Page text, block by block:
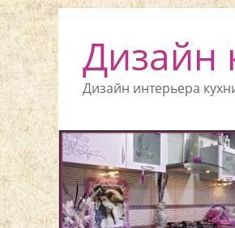
Дизайн
Дизайн интерьера